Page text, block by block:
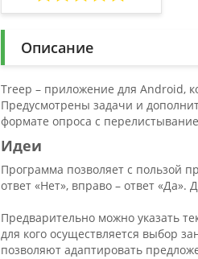
Описание
Treep – приложение для Android,
Предусмотрены задачи и
формате опроса с
Идеи
Программа позволяет с пользой
ответ «Нет», вправо – ответ
Предварительно можно указать
для кого осуществляется выбор
позволяют адаптировать